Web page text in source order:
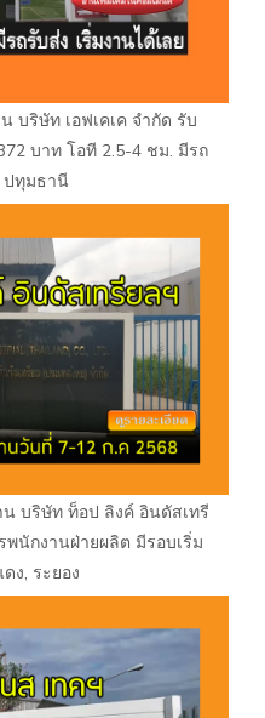
บริษัท เอฟเคเค จำกัด รับ
บาท โอที 2.5-4 ชม. มีรถ
ปทุมธานี
บริษัท ท็อป ลิงค์ อินดัสเทรี
นักงานฝ่ายผลิต มีรอบเริ่ม
ง, ระยอง